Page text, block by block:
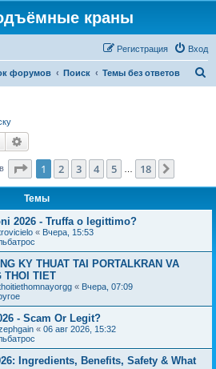
краны
Вход
Регистрация
форумов Поиск Темы без ответов
Поиск
Страница из 18
1 2 3 4 5 18
Темы
2026 - Truffa o legittimo?
« Вчера, 15:53
KY THUAT TAI PORTALKRAN VA
THOI TIET
« Вчера, 07:09
- Scam Or Legit?
« 06 авг 2026, 15:32
Ingredients, Benefits, Safety & What